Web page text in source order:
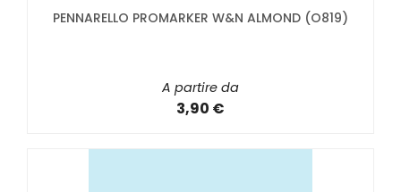
PENNARELLO PROMARKER W&N ALMOND (O819)
A partire da
3,90 €